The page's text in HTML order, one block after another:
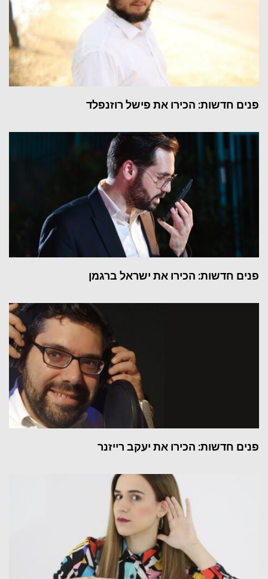
פנים חדשות: הכירו את פישל רוזנפלד
פנים חדשות: הכירו את ישראל ברגמן
פנים חדשות: הכירו את יעקב רייזנר